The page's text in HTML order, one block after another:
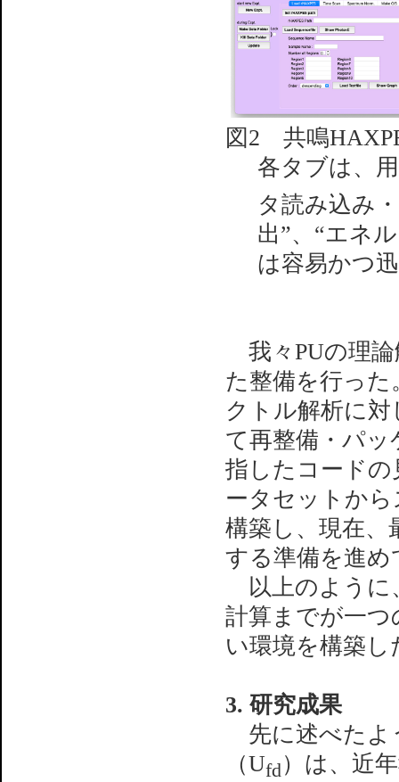
図2 共鳴
各タブは、
タ読み込み
出”、“エネ
は容易かつ
我々PUの理論
た整備を行った
クトル解析に
て再整備・パ
指したコード
ータセットか
構築し、現在、
する準備を進め
以上のように
計算までが一
い環境を構築し
3. 研究成果
先に述べたよ
（Ufd）は、近